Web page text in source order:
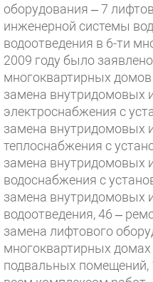
оборудования – 7
инженерной системы
водоотведения в 6-ти
2009 году было
многоквартирных
замена внутридомовых
электроснабжения с
замена внутридомовых
теплоснабжения с
замена внутридомовых
водоснабжения с
замена внутридомовых
водоотведения, 46 –
замена лифтового
многоквартирных
подвальных помещений,